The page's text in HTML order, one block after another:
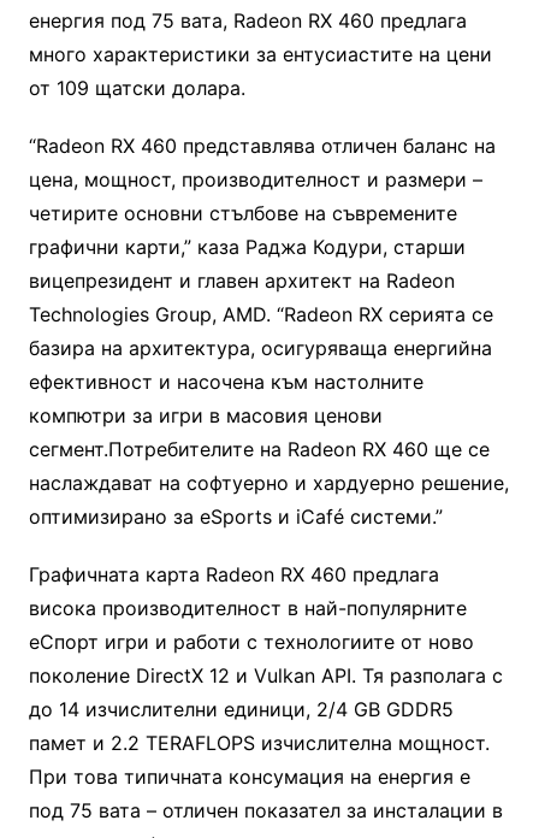
енергия под 75 вата, Radeon RX 460 предлага
много характеристики за ентусиастите на цени
от 109 щатски долара.
“Radeon RX 460 представлява отличен баланс на
цена, мощност, производителност и размери –
четирите основни стълбове на съвремените
графични карти,” каза Раджа Кодури, старши
вицепрезидент и главен архитект на Radeon
Technologies Group, AMD. “Radeon RX серията се
базира на архитектура, осигуряваща енергийна
ефективност и насочена към настолните
компютри за игри в масовия ценови
сегмент.Потребителите на Radeon RX 460 ще се
наслаждават на софтуерно и хардуерно решение,
оптимизирано за eSports и iCafé системи.”
Графичната карта Radeon RX 460 предлага
висока производителност в най-популярните
еСпорт игри и работи с технологиите от ново
поколение DirectX 12 и Vulkan API. Тя разполага с
до 14 изчислителни единици, 2/4 GB GDDR5
памет и 2.2 TERAFLOPS изчислителна мощност.
При това типичната консумация на енергия е
под 75 вата – отличен показател за инсталации в